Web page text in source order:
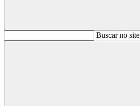
BuscarBuscar no site